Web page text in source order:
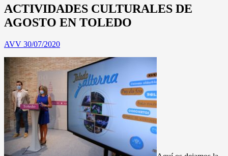
ACTIVIDADES CULTURALES DE
AGOSTO EN TOLEDO
AVV 30/07/2020